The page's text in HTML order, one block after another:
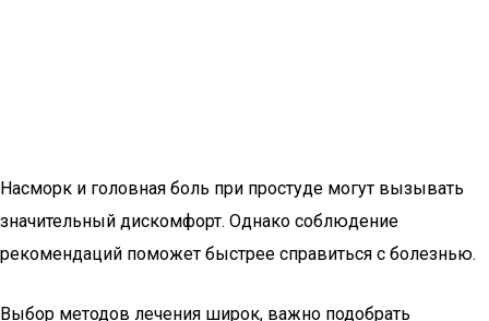
Насморк и головная боль при простуде могут вызывать
значительный дискомфорт. Однако соблюдение
рекомендаций поможет быстрее справиться с болезнью.
Выбор методов лечения широк, важно подобрать